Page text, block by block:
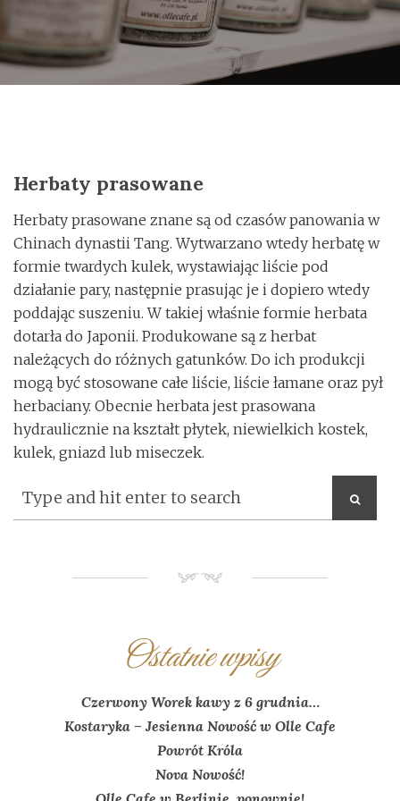
o
Herbaty prasowane
Herbaty prasowane znane są od czasów panowania w
Chinach dynastii Tang. Wytwarzano wtedy herbatę w
formie twardych kulek, wystawiając liście pod
działanie pary, następnie prasując je i dopiero wtedy
poddając suszeniu. W takiej właśnie formie herbata
dotarła do Japonii. Produkowane są z herbat
należących do różnych gatunków. Do ich produkcji
mogą być stosowane całe liście, liście łamane oraz pył
herbaciany. Obecnie herbata jest prasowana
hydraulicznie na kształt płytek, niewielkich kostek,
kulek, gniazd lub miseczek.
NM
Ostatnie wpisy
Czerwony Worek kawy z 6 grudnia…
Kostaryka – Jesienna Nowość w Olle Cafe
Powrót Króla
Nova Nowość!